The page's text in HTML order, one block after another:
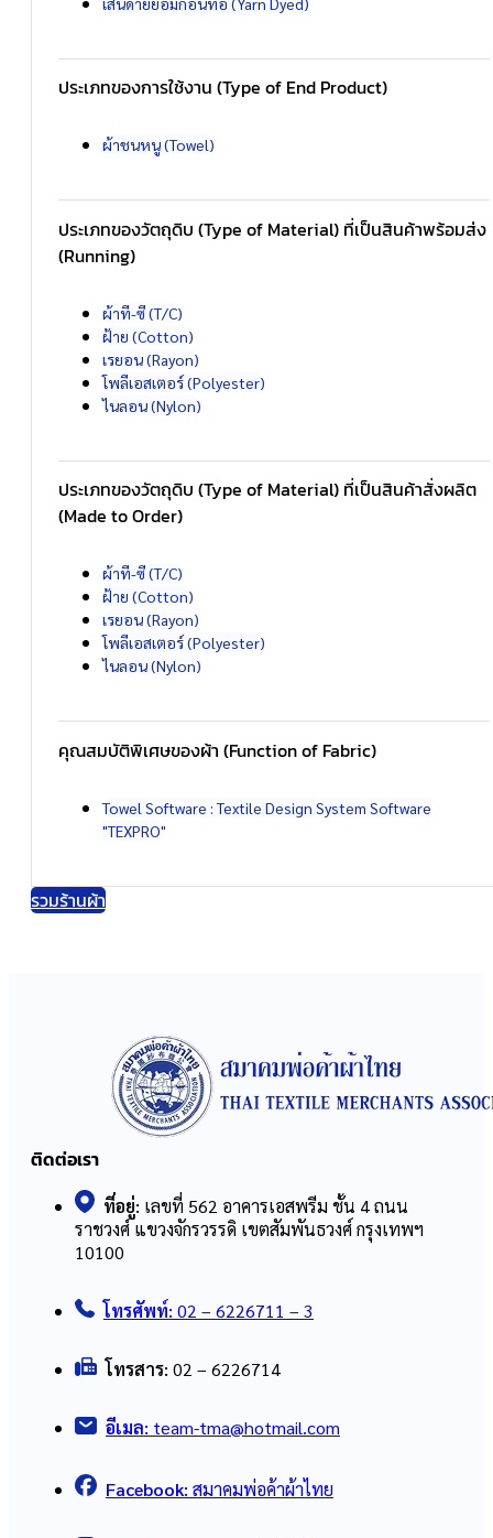
ประเภทของการใช้งาน (Type of End Product)
ผ้าชนหนู (Towel)
ประเภทของวัตถุดิบ (Type of Material) ที่เป็นสินค้าพร้อมส่ง
(Running)
ผ้าที-ซี (T/C)
ฝ้าย (Cotton)
เรยอน (Rayon)
โพลีเอสเตอร์ (Polyester)
ไนลอน (Nylon)
ประเภทของวัตถุดิบ (Type of Material) ที่เป็นสินค้าสั่งผลิต
(Made to Order)
ผ้าที-ซี (T/C)
ฝ้าย (Cotton)
เรยอน (Rayon)
โพลีเอสเตอร์ (Polyester)
ไนลอน (Nylon)
คุณสมบัติพิเศษของผ้า (Function of Fabric)
Towel Software : Textile Design System Software
"TEXPRO"
รวมร้านผ้า
ติดต่อเรา
ที่อยู่: เลขที่ 562 อาคารเอสพรีม ชั้น 4 ถนน
ราชวงศ์ แขวงจักรวรรดิ เขตสัมพันธวงศ์ กรุงเทพฯ
10100
โทรศัพท์: 02 – 6226711 – 3
โทรสาร: 02 – 6226714
อีเมล: team-tma@hotmail.com
Facebook: สมาคมพ่อค้าผ้าไทย